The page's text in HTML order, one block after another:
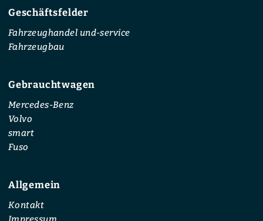
Geschäftsfelder
Fahrzeughandel und-service
Fahrzeugbau
Gebrauchtwagen
Mercedes-Benz
Volvo
smart
Fuso
Allgemein
Kontakt